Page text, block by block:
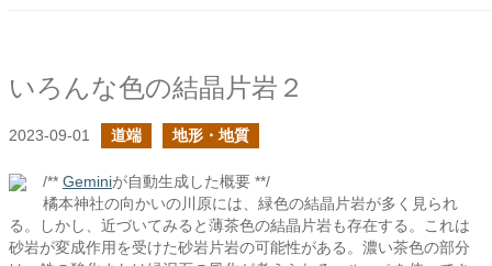
いろんな色の結晶片岩２
2023-09-01 道端 地形・地質
/** Geminiが自動生成した概要 **/
橘本神社の向かいの川原には、緑色の結晶片岩が多く見られ
る。しかし、近づいてみると薄茶色の結晶片岩も存在する。これは
砂岩が変成作用を受けた砂岩片岩の可能性がある。濃い茶色の部分